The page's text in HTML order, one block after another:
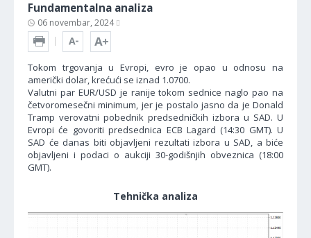
Fundamentalna analiza
06 novembar, 2024
Tokom trgovanja u Evropi, evro je opao u odnosu na
američki dolar, krećući se iznad 1.0700.
Valutni par EUR/USD je ranije tokom sednice naglo pao na
četvoromesečni minimum, jer je postalo jasno da je Donald
Tramp verovatni pobednik predsedničkih izbora u SAD. U
Evropi će govoriti predsednica ECB Lagard (14:30 GMT). U
SAD će danas biti objavljeni rezultati izbora u SAD, a biće
objavljeni i podaci o aukciji 30-godišnjih obveznica (18:00
GMT).
Tehnička analiza